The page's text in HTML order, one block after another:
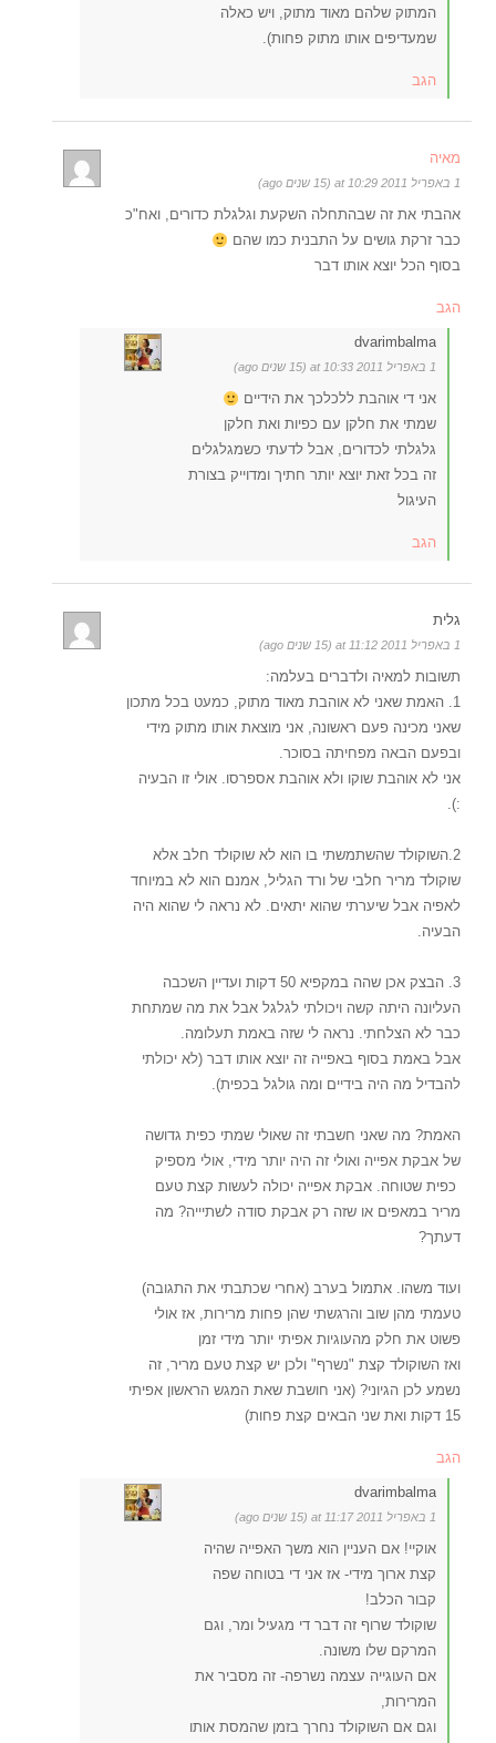
המתוק שלהם מאוד מתוק, ויש כאלה
שמעדיפים אותו מתוק פחות).
הגב
מאיה
1 באפריל 2011 at 10:29 (15 שנים ago)
אהבתי את זה שבהתחלה השקעת וגלגלת כדורים, ואח"כ
כבר זרקת גושים על התבנית כמו שהם
בסוף הכל יוצא אותו דבר
הגב
dvarimbalma
1 באפריל 2011 at 10:33 (15 שנים ago)
אני די אוהבת ללכלכך את הידיים
שמתי את חלקן עם כפיות ואת חלקן
גלגלתי לכדורים, אבל לדעתי כשמגלגלים
זה בכל זאת יוצא יותר חתיך ומדוייק בצורת
העיגול
הגב
גלית
1 באפריל 2011 at 11:12 (15 שנים ago)
תשובות למאיה ולדברים בעלמה:
1. האמת שאני לא אוהבת מאוד מתוק, כמעט בכל מתכון
שאני מכינה פעם ראשונה, אני מוצאת אותו מתוק מידי
ובפעם הבאה מפחיתה בסוכר.
אני לא אוהבת שוקו ולא אוהבת אספרסו. אולי זו הבעיה
:).
2.השוקולד שהשתמשתי בו הוא לא שוקולד חלב אלא
שוקולד מריר חלבי של ורד הגליל, אמנם הוא לא במיוחד
לאפיה אבל שיערתי שהוא יתאים. לא נראה לי שהוא היה
הבעיה.
3. הבצק אכן שהה במקפיא 50 דקות ועדיין השכבה
העליונה היתה קשה ויכולתי לגלגל אבל את מה שמתחת
כבר לא הצלחתי. נראה לי שזה באמת תעלומה.
אבל באמת בסוף באפייה זה יוצא אותו דבר (לא יכולתי
להבדיל מה היה בידיים ומה גולגל בכפית).
האמת? מה שאני חשבתי זה שאולי שמתי כפית גדושה
של אבקת אפייה ואולי זה היה יותר מידי, אולי מספיק
כפית שטוחה. אבקת אפייה יכולה לעשות קצת טעם
מריר במאפים או שזה רק אבקת סודה לשתיייה? מה
דעתך?
ועוד משהו. אתמול בערב (אחרי שכתבתי את התגובה)
טעמתי מהן שוב והרגשתי שהן פחות מרירות, אז אולי
פשוט את חלק מהעוגיות אפיתי יותר מידי זמן
ואז השוקולד קצת "נשרף" ולכן יש קצת טעם מריר, זה
נשמע לכן הגיוני? (אני חושבת שאת המגש הראשון אפיתי
15 דקות ואת שני הבאים קצת פחות)
הגב
dvarimbalma
1 באפריל 2011 at 11:17 (15 שנים ago)
אוקיי! אם העניין הוא משך האפייה שהיה
קצת ארוך מידי- אז אני די בטוחה שפה
קבור הכלב!
שוקולד שרוף זה דבר די מגעיל ומר, וגם
המרקם שלו משונה.
אם העוגייה עצמה נשרפה- זה מסביר את
המרירות,
וגם אם השוקולד נחרך בזמן שהמסת אותו